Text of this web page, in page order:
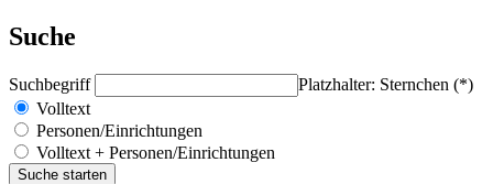
Suche
Suchbegriff
Platzhalter: Sternchen (*)
Volltext
Personen/Einrichtungen
Volltext + Personen/Einrichtungen